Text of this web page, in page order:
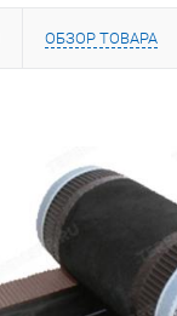
ОБЗОР ТОВАРА